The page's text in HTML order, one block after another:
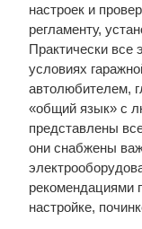
настроек и
регламенту,
Практически все
условиях
автолюбителем,
«общий язык» с
представлены
они снабжены
рекомендациями
настройке,